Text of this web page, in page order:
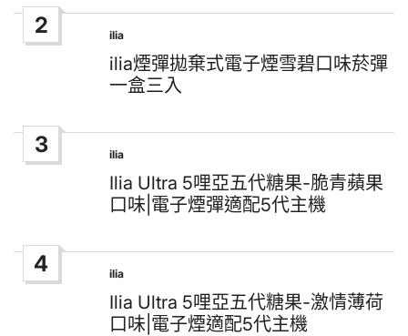
2
Posted
in
ilia
ilia煙彈拋棄式電子煙雪碧口味菸彈
一盒三入
3
Posted
in
ilia
Ilia Ultra 5哩亞五代糖果-脆青蘋果
口味|電子煙彈適配5代主機
4
Posted
in
ilia
Ilia Ultra 5哩亞五代糖果-激情薄荷
口味|電子煙適配5代主機